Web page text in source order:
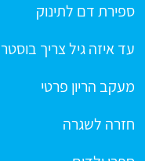
ספירת דם לתינוק
עד איזה גיל צריך בוסטר
מעקב הריון פרטי
חזרה לשגרה